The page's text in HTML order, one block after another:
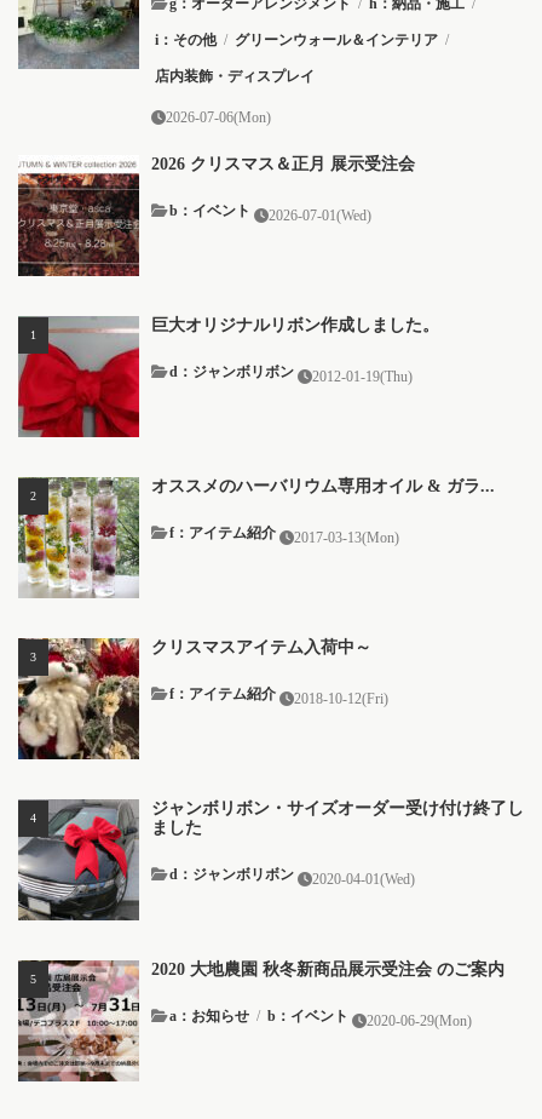
i：その他 / グリーンウォール＆インテリア /
店内装飾・ディスプレイ
2026-07-06(Mon)
2026 クリスマス＆正月 展示受注会
b：イベント 2026-07-01(Wed)
巨大オリジナルリボン作成しました。
2012-01-19(Thu)
d：ジャンボリボン
オススメのハーバリウム専用オイル & ガラ...
2017-03-13(Mon)
f：アイテム紹介
クリスマスアイテム入荷中～
2018-10-12(Fri)
f：アイテム紹介
ジャンボリボン・サイズオーダー受け付け終了し
ました
2020-04-01(Wed)
d：ジャンボリボン
2020 大地農園 秋冬新商品展示受注会 のご案内
2020-06-29(Mon)
a：お知らせ / b：イベント